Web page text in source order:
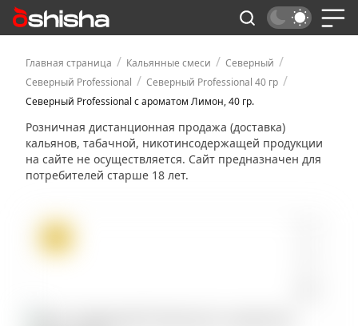
Главная страница / Кальянные смеси / Северный /
Северный Professional / Северный Professional 40 гр /
Северный Professional с ароматом Лимон, 40 гр.
Розничная дистанционная продажа (доставка)
кальянов, табачной, никотинсодержащей продукции
на сайте не осуществляется. Сайт предназначен для
потребителей старше 18 лет.